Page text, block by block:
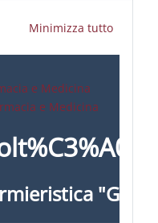
Minimizza tutto
"G"